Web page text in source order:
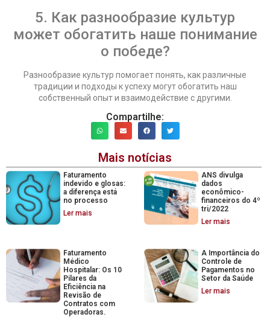
5. Как разнообразие культур
может обогатить наше понимание
о победе?
Разнообразие культур помогает понять, как различные
традиции и подходы к успеху могут обогатить наш
собственный опыт и взаимодействие с другими.
Compartilhe:
Mais notícias
Faturamento
indevido e glosas:
a diferença está
no processo
Ler mais
ANS divulga
dados
econômico-
financeiros do 4º
tri/2022
Ler mais
Faturamento
Médico
Hospitalar: Os 10
Pilares da
Eficiência na
Revisão de
Contratos com
Operadoras.
A Importância do
Controle de
Pagamentos no
Setor da Saúde
Ler mais